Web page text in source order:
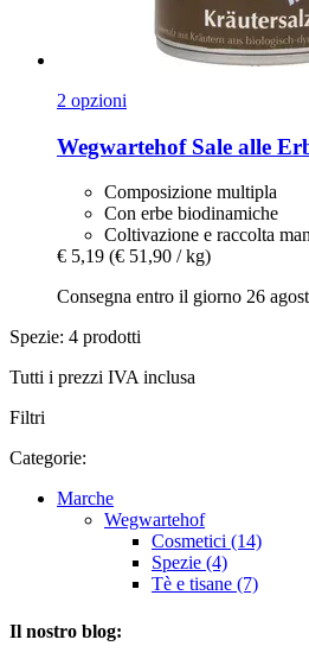
2 opzioni
WegwartehofSale alle
Composizione multipla
Con erbe biodinamiche
Coltivazione e raccolta
€ 5,19 (€ 51,90 / kg)
Consegna entro il giorno 26
Spezie: 4 prodotti
Tutti i prezzi IVA inclusa
Filtri
Categorie:
Marche
Wegwartehof
Cosmetici (14)
Spezie (4)
Tè e tisane (7)
Il nostro blog: